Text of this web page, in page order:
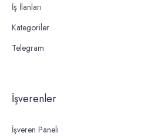
İş İlanları
Kategoriler
Telegram
İşverenler
İşveren Paneli